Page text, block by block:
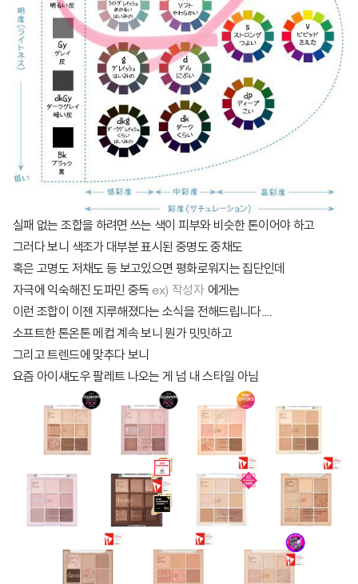
실패 없는 조합을 하려면 쓰는 색이 피부와 비슷한 톤이어야 하고
그러다 보니 색조가 대부분 표시된 중명도 중채도
혹은 고명도 저채도 등 보고있으면 평화로워지는 집단인데
자극에 익숙해진 도파민 중독 ex) 작성자 에게는
이런 조합이 이젠 지루해졌다는 소식을 전해드립니다....
소프트한 톤온톤 메컵 계속 보니 뭔가 밋밋하고
그리고 트렌드에 맞추다 보니
요즘 아이섀도우 팔레트 나오는 게 넘 내 스타일 아님